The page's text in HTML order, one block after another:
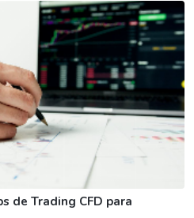
de Trading CFD para